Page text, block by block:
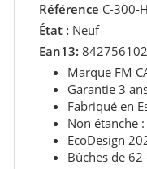
Référence C-300-H
État : Neuf
Ean13:
Marque FM
Garantie 3
Fabriqué en
Non étanche :
EcoDesign
Bûches de 62